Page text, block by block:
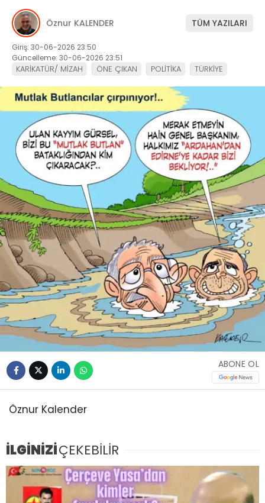
Öznur KALENDER TÜM YAZILARI
Giriş: 30-06-2026 23:50
Güncelleme: 30-06-2026 23:51
KARİKATÜR/ MİZAH ÖNE ÇIKAN POLİTİKA TÜRKİYE
ABONE OL
Öznur Kalender
İLGİNİZİÇEKEBİLİR